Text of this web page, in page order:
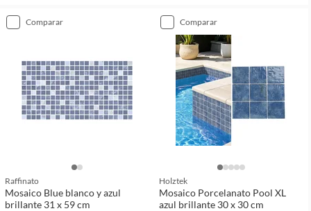
comparar
Raffinato
Mosaico Blue blanco y azul
brillante 31 x 59 cm
comparar
Holztek
Mosaico Porcelanato Pool XL
azul brillante 30 x 30 cm